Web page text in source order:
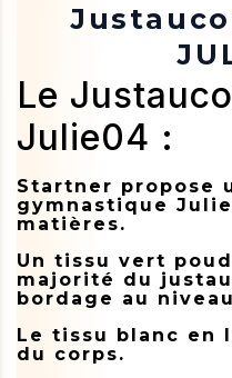
Le
Julie04 :
Startner propose
gymnastique
matières.
Un tissu vert
majorité du
bordage au
Le tissu blanc en
du corps.